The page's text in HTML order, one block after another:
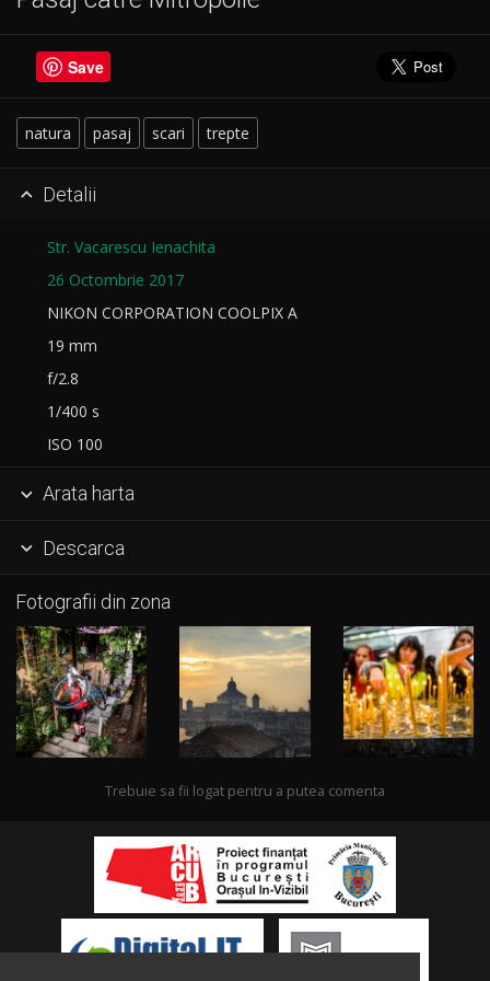
Save
natura pasaj scari trepte
 Detalii
Str. Vacarescu Ienachita
26 Octombrie 2017
NIKON CORPORATION COOLPIX A
19 mm
f/2.8
1/400 s
ISO 100
 Arata harta
 Descarca
Fotografii din zona
Trebuie sa fii logat pentru a putea comenta